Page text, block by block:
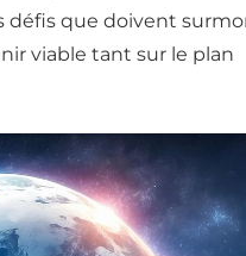
défis que doivent
viable tant sur le plan